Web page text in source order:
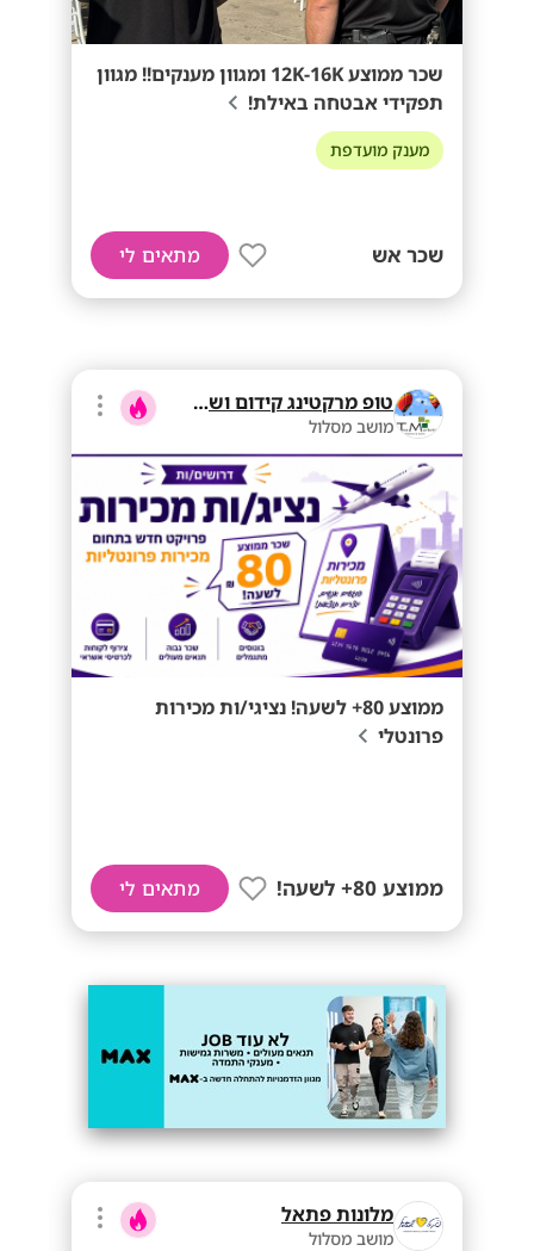
שכר ממוצע 12K-16K ומגוון מענקים!! מגוון
תפקידי אבטחה באילת!
מענק מועדפת
שכר אש מתאים לי
טופ מרקטינג קידום ושיווק בע"מ
מושב מסלול
ממוצע 80+ לשעה! נציגי/ות מכירות
פרונטלי
ממוצע 80+ לשעה! מתאים לי
מלונות פתאל
מושב מסלול